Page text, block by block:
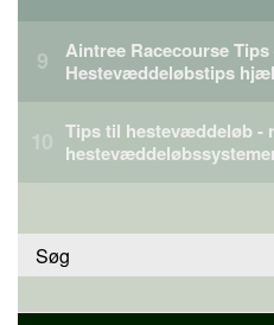
Aintree Racecourse
Hestevæddeløbstips
Tips til hestevæddeløb -
Søge
efter: